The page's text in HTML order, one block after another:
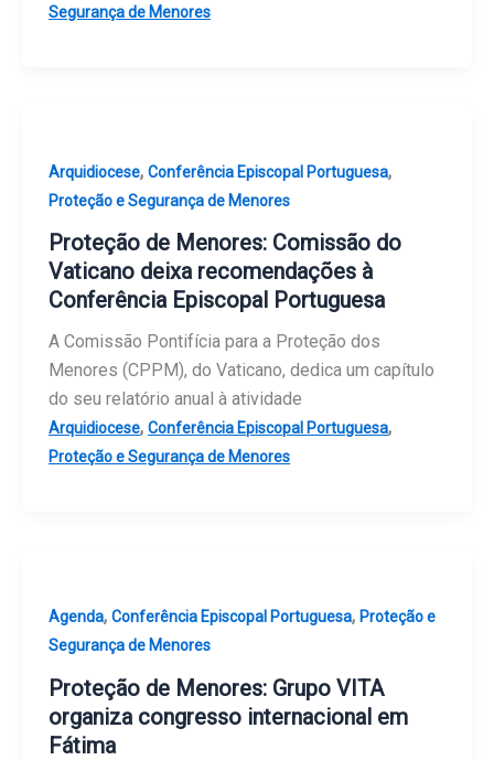
Segurança de Menores
Arquidiocese, Conferência Episcopal Portuguesa,
Proteção e Segurança de Menores
Proteção de Menores: Comissão do
Vaticano deixa recomendações à
Conferência Episcopal Portuguesa
A Comissão Pontifícia para a Proteção dos
Menores (CPPM), do Vaticano, dedica um capítulo
do seu relatório anual à atividade
Arquidiocese, Conferência Episcopal Portuguesa,
Proteção e Segurança de Menores
Agenda, Conferência Episcopal Portuguesa, Proteção e
Segurança de Menores
Proteção de Menores: Grupo VITA
organiza congresso internacional em
Fátima